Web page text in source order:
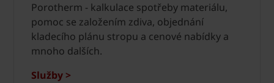
Porotherm - kalkulace spotřeby materiálu,
pomoc se založením zdiva, objednání
kladecího plánu stropu a cenové nabídky a
mnoho dalších.
Služby >